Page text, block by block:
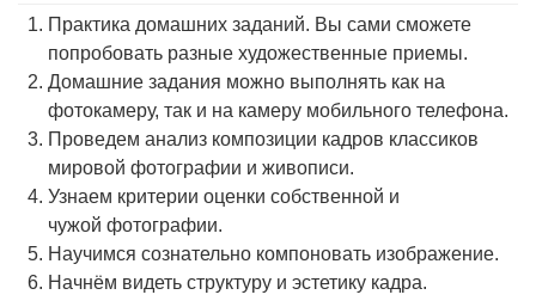
Практика домашних заданий. Вы сами сможете
попробовать разные художественные приемы.
Домашние задания можно выполнять как на
фотокамеру, так и на камеру мобильного телефона.
Проведем анализ композиции кадров классиков
мировой фотографии и живописи.
Узнаем критерии оценки собственной и
чужой фотографии.
Научимся сознательно компоновать изображение.
Начнём видеть структуру и эстетику кадра.